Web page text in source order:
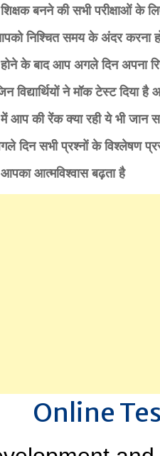
बनने की सभी परीक्षाओं के
निश्चित समय के अंदर करना
के बाद आप अगले दिन अपना
विद्यार्थियों ने मॉक टेस्ट
आप की रेंक क्या रही ये भी जान
दिन सभी प्रश्नों के विश्लेषण
आत्मविश्वास बढ़ता है
Online